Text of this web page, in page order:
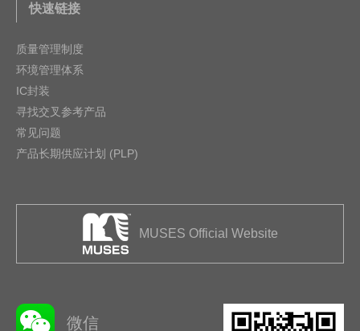
快速链接
质量管理制度
环境管理体系
IC封装
寻找交叉参考产品
常见问题
产品长期供应计划 (PLP)
MUSES Official Website
微信